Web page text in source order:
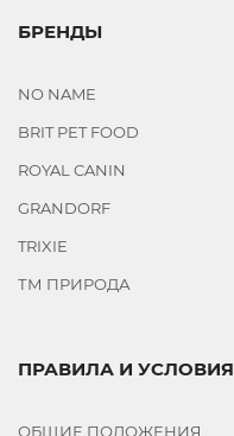
БРЕНДЫ
NO NAME
BRIT PET FOOD
ROYAL CANIN
GRANDORF
TRIXIE
ТМ ПРИРОДА
ПРАВИЛА И УСЛОВИЯ
ОБЩИЕ ПОЛОЖЕНИЯ